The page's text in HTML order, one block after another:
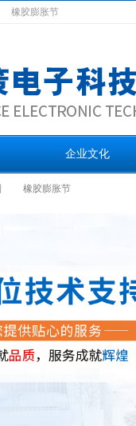
橡胶膨胀节
企业文化
橡胶膨胀节